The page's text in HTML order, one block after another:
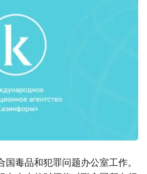
毒品和犯罪问题办公室工作。